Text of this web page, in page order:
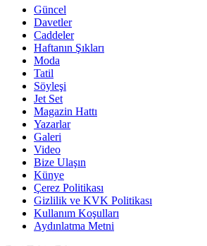
Güncel
Davetler
Caddeler
Haftanın Şıkları
Moda
Tatil
Söyleşi
Jet Set
Magazin Hattı
Yazarlar
Galeri
Video
Bize Ulaşın
Künye
Çerez Politikası
Gizlilik ve KVK Politikası
Kullanım Koşulları
Aydınlatma Metni